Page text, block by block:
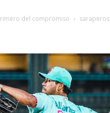
del compromiso saraperos